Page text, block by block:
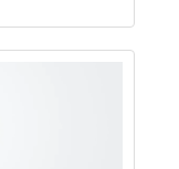
мужчин и